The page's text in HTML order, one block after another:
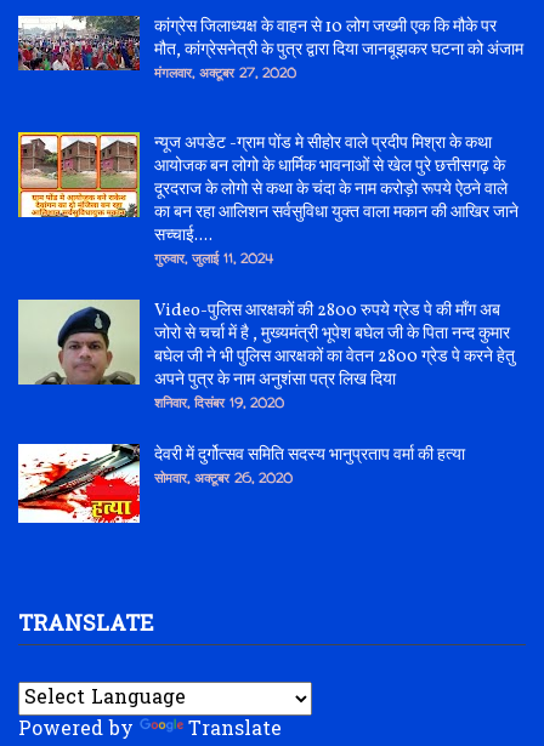
कांग्रेस जिलाध्यक्ष के वाहन से 10 लोग जख्मी एक कि मौके पर
मौत, कांग्रेसनेत्री के पुत्र द्वारा दिया जानबूझकर घटना को अंजाम
मंगलवार, अक्टूबर 27, 2020
न्यूज अपडेट -ग्राम पोंड मे सीहोर वाले प्रदीप मिश्रा के कथा
आयोजक बन लोगो के धार्मिक भावनाओं से खेल पुरे छत्तीसगढ़ के
दूरदराज के लोगो से कथा के चंदा के नाम करोड़ो रूपये ऐठने वाले
का बन रहा आलिशन सर्वसुविधा युक्त वाला मकान की आखिर जाने
सच्चाई....
गुरुवार, जुलाई 11, 2024
Video-पुलिस आरक्षकों की 2800 रुपये ग्रेड पे की माँग अब
जोरो से चर्चा में है , मुख्यमंत्री भूपेश बघेल जी के पिता नन्द कुमार
बघेल जी ने भी पुलिस आरक्षकों का वेतन 2800 ग्रेड पे करने हेतु
अपने पुत्र के नाम अनुशंसा पत्र लिख दिया
शनिवार, दिसंबर 19, 2020
देवरी में दुर्गोत्सव समिति सदस्य भानुप्रताप वर्मा की हत्या
सोमवार, अक्टूबर 26, 2020
TRANSLATE
Powered by Translate